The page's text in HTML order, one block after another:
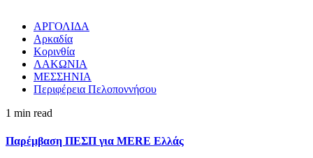
ΑΡΓΟΛΙΔΑ
Αρκαδία
Κορινθία
ΛΑΚΩΝΙΑ
ΜΕΣΣΗΝΙΑ
Περιφέρεια Πελοποννήσου
1 min read
Παρέμβαση ΠΕΣΠ για MERE Ελλάς